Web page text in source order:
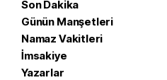
Son Dakika
Günün Manşetleri
Namaz Vakitleri
İmsakiye
Yazarlar